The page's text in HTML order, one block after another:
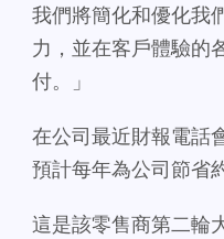
我們將簡化和優化我
力，並在客戶體驗的
付。」
在公司最近財報電話
預計每年為公司節省
這是該零售商第二輪